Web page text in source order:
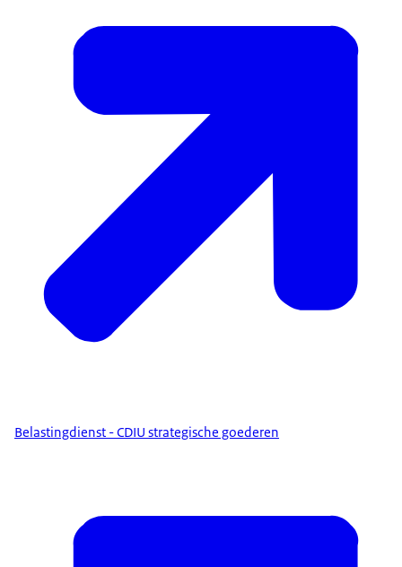
Belastingdienst - CDIU strategische goederen